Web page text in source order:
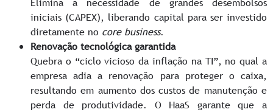
iniciais (CAPEX), liberando capital para ser investido
diretamente no core business.
Renovação tecnológica garantida
Quebra o “ciclo vicioso da inflação na TI”, no qual a
empresa adia a renovação para proteger o caixa,
resultando em aumento dos custos de manutenção e
perda de produtividade. O HaaS garante que a